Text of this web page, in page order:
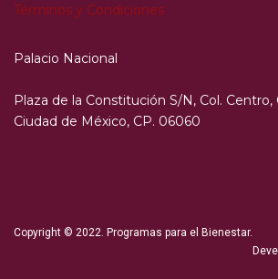
Términos y Condiciones
Palacio Nacional
Plaza de la Constitución S/N, Col.
Ciudad de México, CP. 06060
Copyright © 2022. Programas para el Bienestar.